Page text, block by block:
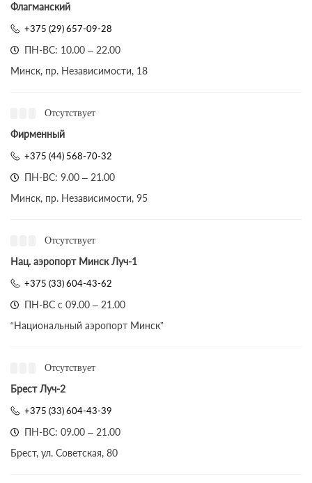
Флагманский
+375 (29) 657-09-28
ПН-ВС: 10.00 – 22.00
Минск, пр. Независимости, 18
Отсутствует
Фирменный
+375 (44) 568-70-32
ПН-ВС: 9.00 – 21.00
Минск, пр. Независимости, 95
Отсутствует
Нац. аэропорт Минск Луч-1
+375 (33) 604-43-62
ПН-ВС с 09.00 – 21.00
“Национальный аэропорт Минск”
Отсутствует
Брест Луч-2
+375 (33) 604-43-39
ПН-ВС: 09.00 – 21.00
Брест, ул. Советская, 80